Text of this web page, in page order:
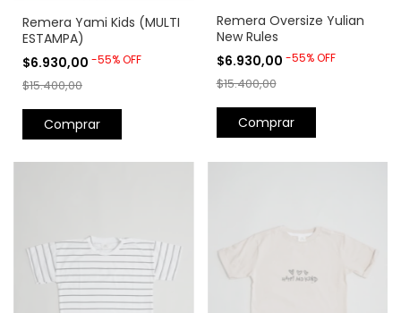
Remera Yami Kids (MULTI
ESTAMPA)
$6.930,00 -55%OFF
$15.400,00
Comprar
Remera Oversize Yulian
New Rules
$6.930,00 -55%OFF
$15.400,00
Comprar